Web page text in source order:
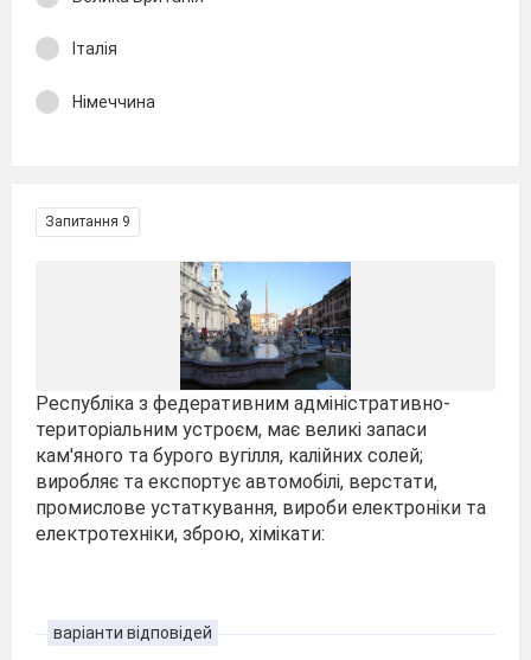
Італія
Німеччина
Запитання 9
Республіка з федеративним адміністративно-
територіальним устроєм, має великі запаси
кам'яного та бурого вугілля, калійних солей;
виробляє та експортує автомобілі, верстати,
промислове устаткування, вироби електроніки та
електротехніки, зброю, хімікати:
варіанти відповідей